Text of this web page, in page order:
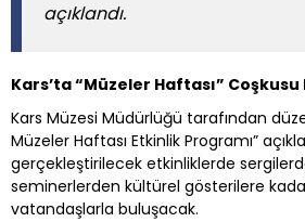
açıklandı.
Kars’ta “Müzeler Haftası” Coşkusu
Kars Müzesi Müdürlüğü tarafından
Müzeler Haftası Etkinlik Programı”
gerçekleştirilecek etkinliklerde
seminerlerden kültürel gösterilere
vatandaşlarla buluşacak.